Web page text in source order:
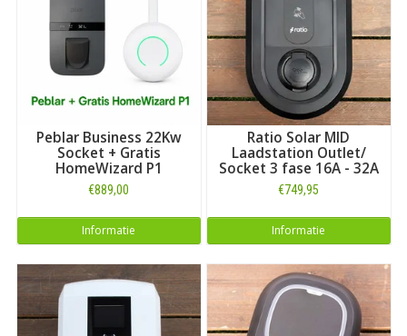
Peblar Business 22Kw
Socket + Gratis
HomeWizard P1
€889,00
Informatie
Ratio Solar MID
Laadstation Outlet/
Socket 3 fase 16A - 32A
€749,95
Informatie